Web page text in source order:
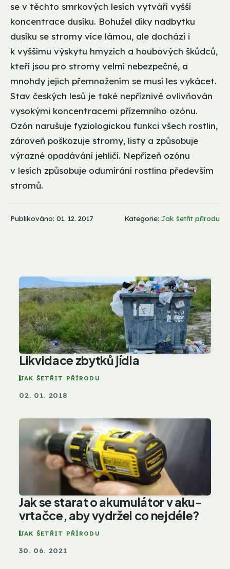
se v těchto smrkových lesích vytváří vyšší
koncentrace dusíku. Bohužel díky nadbytku
dusíku se stromy více lámou, ale dochází i
k vyššímu výskytu hmyzích a houbových škůdců,
kteří jsou pro stromy velmi nebezpečné, a
mnohdy jejich přemnožením se musí les vykácet.
Stav českých lesů je také nepříznivě ovlivňován
vysokými koncentracemi přízemního ozónu.
Ozón narušuje fyziologickou funkci všech rostlin,
zároveň poškozuje stromy, listy a způsobuje
výrazné opadávání jehličí. Nepřízeň ozónu
v lesích způsobuje odumírání rostlina především
stromů.
Publikováno: 01. 12. 2017 Kategorie: Jak šetřit přírodu
Likvidace zbytků jídla
JAK ŠETŘIT PŘÍRODU
02. 01. 2018
Jak se starat o akumulátor v aku-
vrtačce, aby vydržel co nejdéle?
JAK ŠETŘIT PŘÍRODU
30. 06. 2021